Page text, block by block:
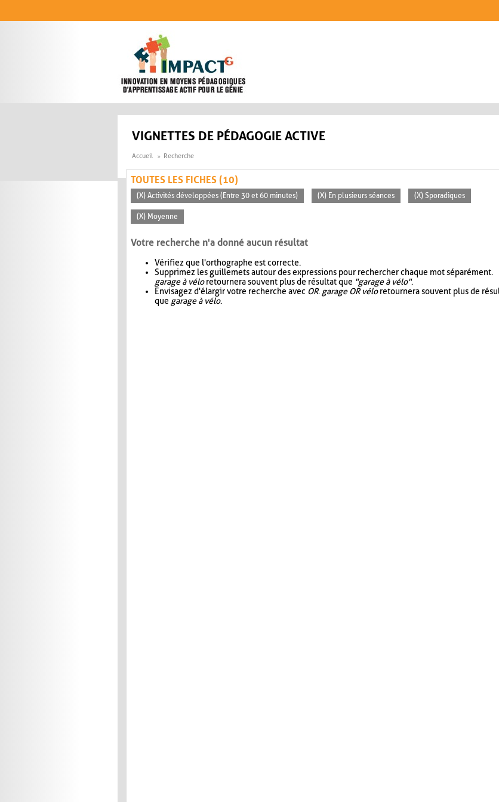
VIGNETTES DE PÉDAGOGIE ACTIVE
Accueil Recherche
TOUTES LES FICHES (10)
(X) Activités développées (Entre 30 et 60 minutes) (X) En plusieurs séances (X) Sporadiques
(X) Moyenne
Votre recherche n'a donné aucun résultat
Vérifiez que l'orthographe est correcte.
Supprimez les guillemets autour des expressions pour rechercher chaque mot séparément.
garage à véloretournera souvent plus de résultat que "garage à vélo".
Envisagez d'élargir votre recherche avec OR. garage OR véloretournera souvent plus de
que garage à vélo.